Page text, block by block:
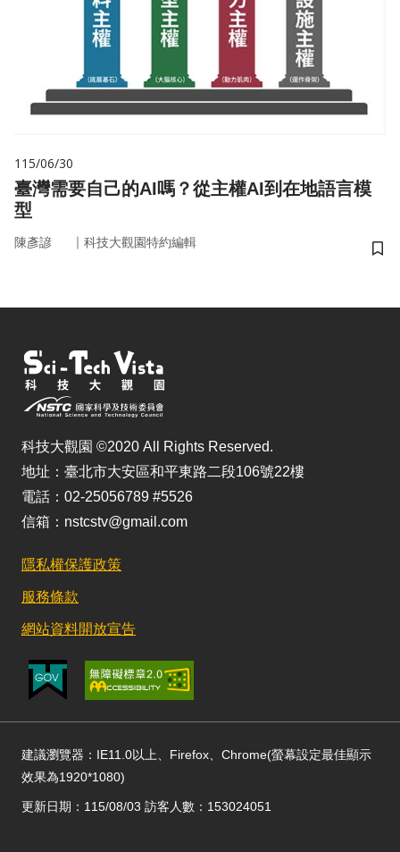
115/06/30
臺灣需要自己的AI嗎？從主權AI到在地語言模
型
陳彥諺 ｜ 科技大觀園特約編輯
儲
科技大觀園 ©2020 All Rights Reserved.
地址：臺北市大安區和平東路二段106號22樓
電話：02-25056789 #5526
信箱：nstcstv@gmail.com
隱私權保護政策
服務條款
網站資料開放宣告
建議瀏覽器：IE11.0以上、Firefox、Chrome(螢幕設定最佳顯示
效果為1920*1080)
更新日期：115/08/03 訪客人數：153024051